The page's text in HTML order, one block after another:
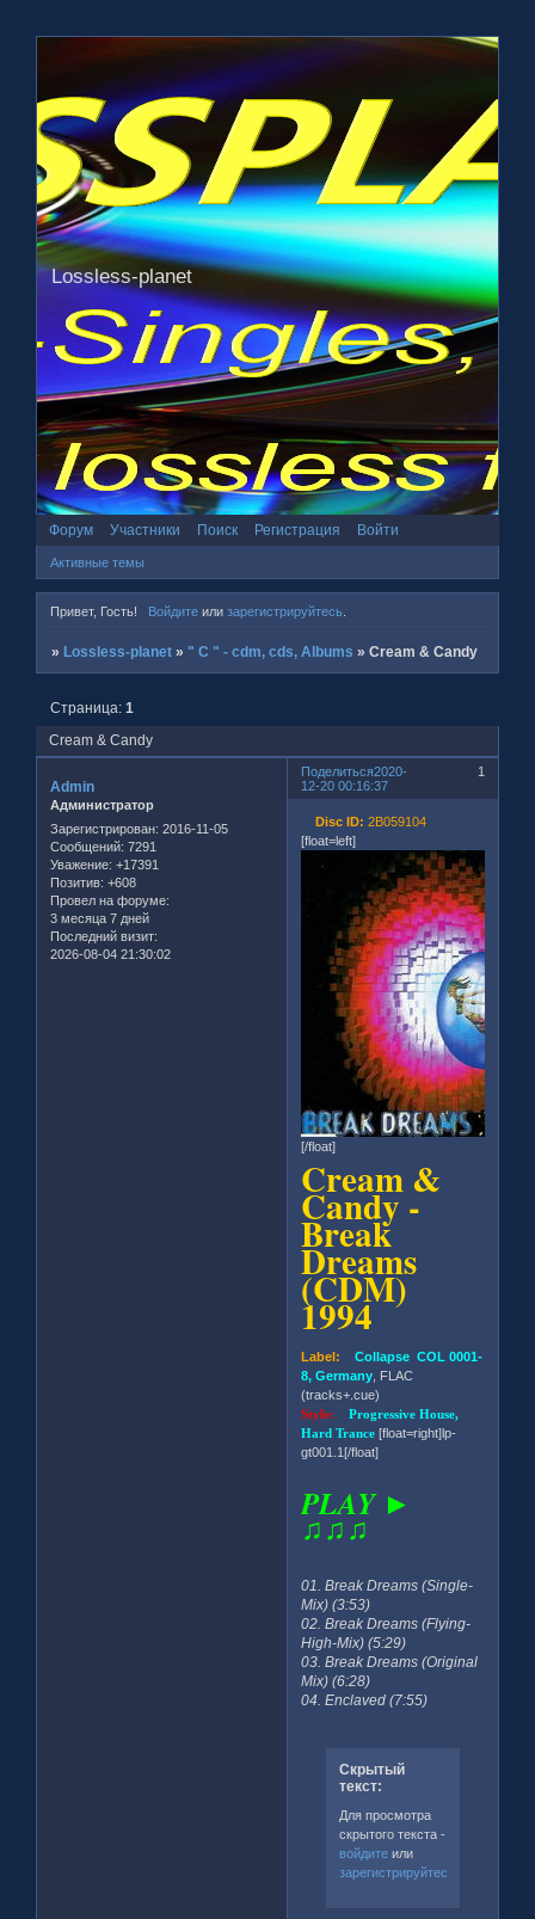
Lossless-planet
Форум Участники Поиск Регистрация Войти
Активные темы
Привет, Гость! Войдитеили зарегистрируйтесь.
» Lossless-planet » " C " - cdm, cds, Albums »Cream & Candy
Cream & Candy
Страница:1
Поделиться 1
2020-
12-20 00:16:37
Admin
Администратор
Зарегистрирован: 2016-11-05
Сообщений: 7291
Уважение: +17391
Позитив: +608
Провел на форуме:
3 месяца 7 дней
Последний визит:
2026-08-04 21:30:02
Disc ID: 2B059104
[float=left]
[/float]
Cream &
Candy -
Break
Dreams
(CDM)
1994
Label: Collapse COL 0001-
8, Germany , FLAC
(tracks+.cue)
Style:Progressive House,
Hard Trance[float=right]lp-
gt001.1[/float]
PLAY ►
♫♫♫
01. Break Dreams (Single-
Mix) (3:53)
02. Break Dreams (Flying-
High-Mix) (5:29)
03. Break Dreams (Original
Mix) (6:28)
04. Enclaved (7:55)
Скрытый
текст:
Для просмотра
скрытого текста -
войдитеили
зарегистрируйтесь